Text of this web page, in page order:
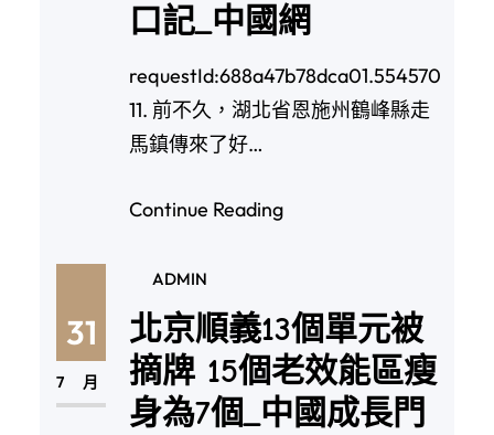
口記_中國網
requestId:688a47b78dca01.554570
11. 前不久，湖北省恩施州鶴峰縣走
馬鎮傳來了好…
Continue Reading
31
7 月
ADMIN
北京順義13個單元被
摘牌 15個老效能區瘦
身為7個_中國成長門